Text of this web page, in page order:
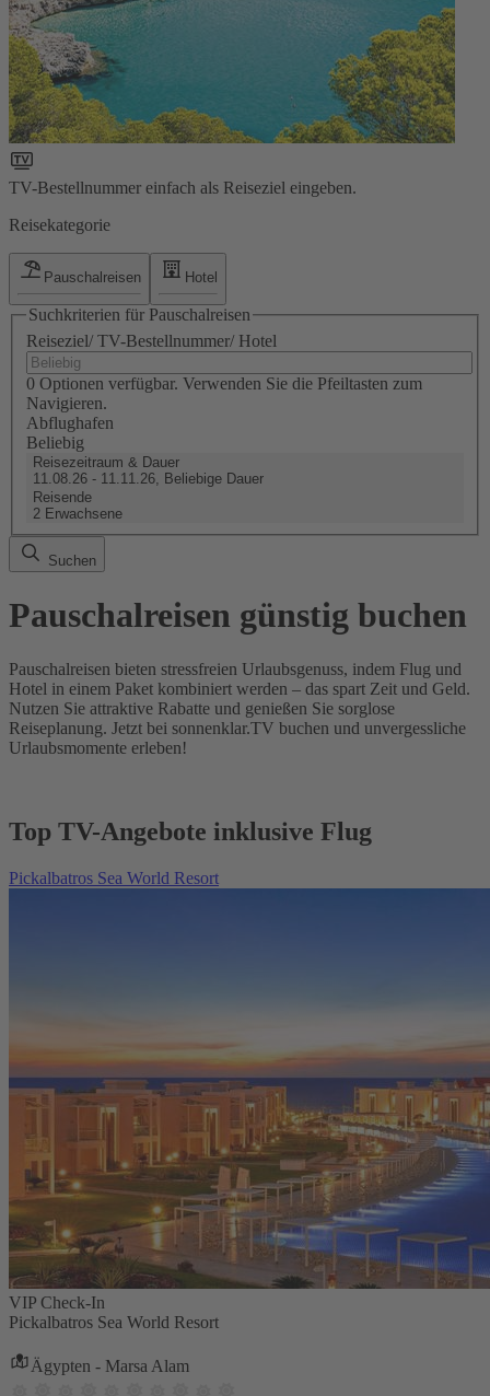
TV-Bestellnummer einfach als Reiseziel eingeben.
Reisekategorie
Pauschalreisen Hotel
Suchkriterien für Pauschalreisen
Reiseziel/ TV-Bestellnummer/ Hotel
0 Optionen verfügbar. Verwenden Sie die Pfeiltasten zum
Navigieren.
Abflughafen
Beliebig
Reisezeitraum & Dauer
11.08.26 - 11.11.26, Beliebige Dauer
Reisende
2 Erwachsene
Suchen
Pauschalreisen günstig buchen
Pauschalreisen bieten stressfreien Urlaubsgenuss, indem Flug und
Hotel in einem Paket kombiniert werden – das spart Zeit und Geld.
Nutzen Sie attraktive Rabatte und genießen Sie sorglose
Reiseplanung. Jetzt bei sonnenklar.TV buchen und unvergessliche
Urlaubsmomente erleben!
Top TV-Angebote inklusive Flug
Pickalbatros Sea World Resort
VIP Check-In
Pickalbatros Sea World Resort
Ägypten - Marsa Alam